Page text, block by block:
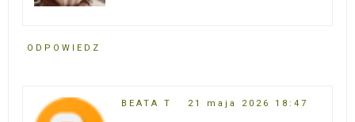
ODPOWIEDZ
BEATA T 21 maja 2026 18:47